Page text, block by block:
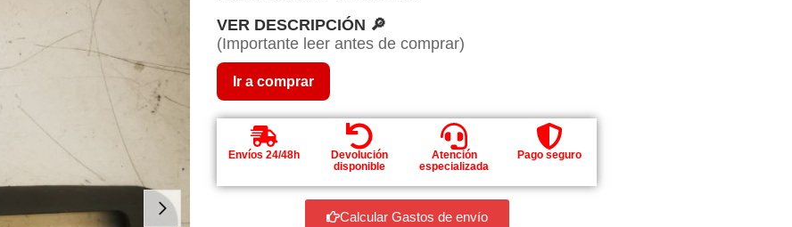
VER DESCRIPCIÓN 🔎
(Importante leer antes de comprar)
Ir a comprar
Envíos 24/48h
Devolución
disponible
Atención
especializada
Pago seguro
Calcular Gastos de envío